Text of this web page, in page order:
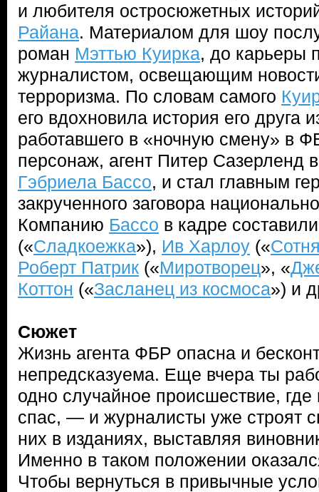
и любителя остросюжетных
Райана. Материалом для шоу
роман Мэттью Куирка, до карьеры
журналистом, освещающим
терроризма. По словам самого
его вдохновила история его друга
работавшего в «ночную смену» в
персонаж, агент Питер Сазерленд
Гэбриела Бассо, и стал главным
закрученного заговора
Компанию Бассо в кадре
(«Сладкоежка»), Ив Харлоу («
Роберт Патрик («Миротворец», «
Коттон («Засланец из космоса») и
Сюжет
Жизнь агента ФБР опасна и
непредсказуема. Еще вчера ты
одно случайное происшествие,
спас, — и журналисты уже строят
них в изданиях, выставляя
Именно в таком положении
Чтобы вернуться в привычные